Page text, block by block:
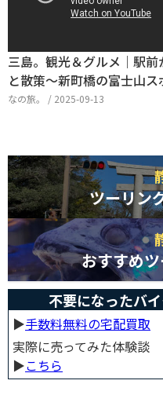
三島。観光＆グルメ｜駅
と散策～新町橋の富士山
なの旅。 / 2025-09-13
ツーリン
おすすめ
不要になったバ
▶︎手数料無料の宅配買取
実際に売ってみた体験談
▶︎こちら